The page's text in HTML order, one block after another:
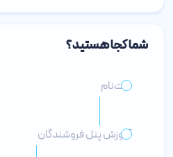
شما کجا هستید؟
ثبت‌نام
آموزش پنل فروشندگان